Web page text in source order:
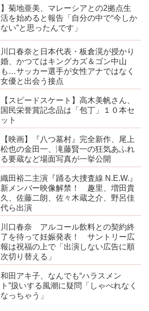
】菊地亜美、マレーシアとの2拠点生
活を始めると報告「自分の中で“今しか
ない”と思ったんです」
川口春奈と日本代表・板倉滉が授かり
婚、かつてはキングカズ＆ゴン中山
も…サッカー選手が女性アナではなく
女優と出会う接点
【スピードスケート】高木美帆さん、
国民栄誉賞記念品は「包丁」１０本セ
ット
【映画】『八つ墓村』完全新作、尾上
松也の金田一、滝藤賢一の狂気あふれ
る要蔵など場面写真が一挙公開
織田裕二主演『踊る大捜査線 N.E.W.』
新メンバー映像解禁！ 趣里、増田貴
久、佐藤二朗、佐々木蔵之介、野呂佳
代ら出演
川口春奈 アルコール飲料との契約終
了を待って妊娠発表！ サントリー広
報は祝福の上で「出演しない広告に順
次切り替える」
和田アキ子、なんでも“ハラスメン
ト”扱いする風潮に疑問「しゃべれなく
なっちゃう」